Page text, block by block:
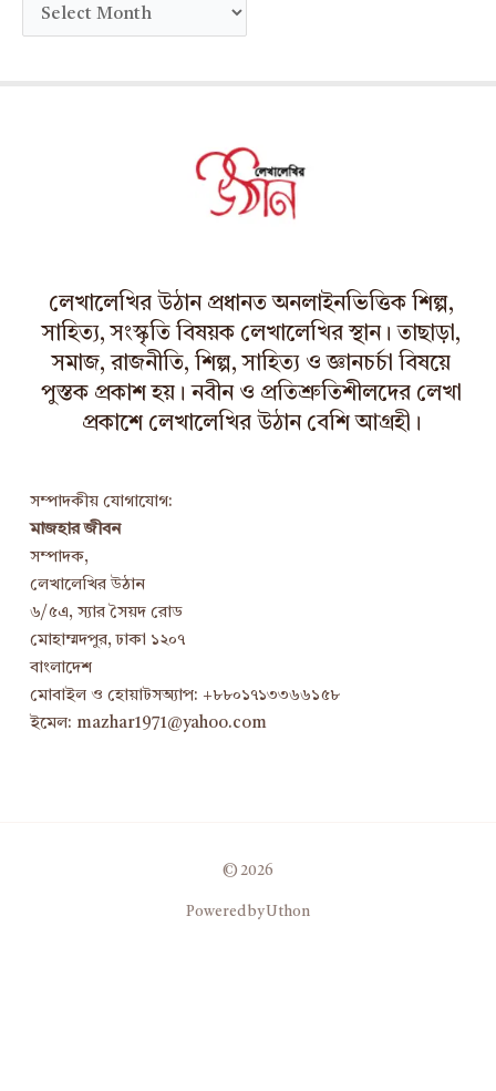
r
লেখালেখির উঠান প্রধানত অনলাইনভিত্তিক শিল্প,
সাহিত্য, সংস্কৃতি বিষয়ক লেখালেখির স্থান। তাছাড়া,
সমাজ, রাজনীতি, শিল্প, সাহিত্য ও জ্ঞানচর্চা বিষয়ে
পুস্তক প্রকাশ হয়। নবীন ও প্রতিশ্রুতিশীলদের লেখা
প্রকাশে লেখালেখির উঠান বেশি আগ্রহী।
সম্পাদকীয় যোগাযোগ:
মাজহার জীবন
সম্পাদক,
লেখালেখির উঠান
৬/৫এ, স্যার সৈয়দ রোড
মোহাম্মদপুর, ঢাকা ১২০৭
বাংলাদেশ
মোবাইল ও হোয়াটসঅ্যাপ: +৮৮০১৭১৩৩৬৬১৫৮
ইমেল: mazhar1971@yahoo.com
© 2026
Powered by Uthon